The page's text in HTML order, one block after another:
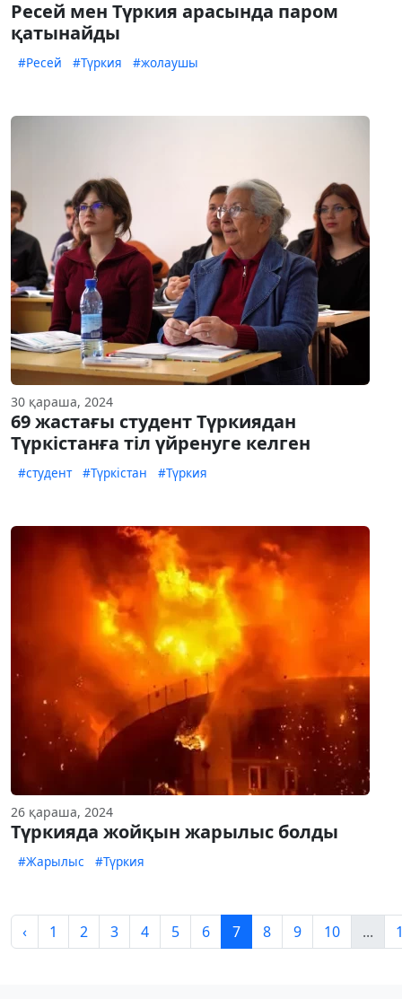
Ресей мен Түркия арасында паром
қатынайды
#Ресей #Түркия #жолаушы
30 қараша, 2024
69 жастағы студент Түркиядан
Түркістанға тіл үйренуге келген
#студент #Түркістан #Түркия
26 қараша, 2024
Түркияда жойқын жарылыс болды
#Жарылыс #Түркия
‹ 1 2 3 4 5 6 7 8 9 10 ...